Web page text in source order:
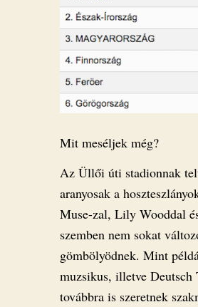
Mit meséljek még?
Az Üllői úti stadionnak
aranyosak a
Muse-zal, Lily Wooddal
szemben nem sokat
gömbölyödnek. Mint
muzsikus, illetve
továbbra is szeretnek